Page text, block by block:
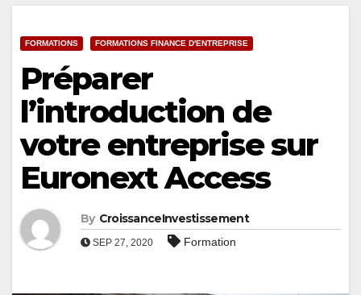
FORMATIONS FORMATIONS FINANCE D'ENTREPRISE
Préparer
l’introduction de
votre entreprise sur
Euronext Access
By CroissanceInvestissement
SEP 27, 2020 Formation